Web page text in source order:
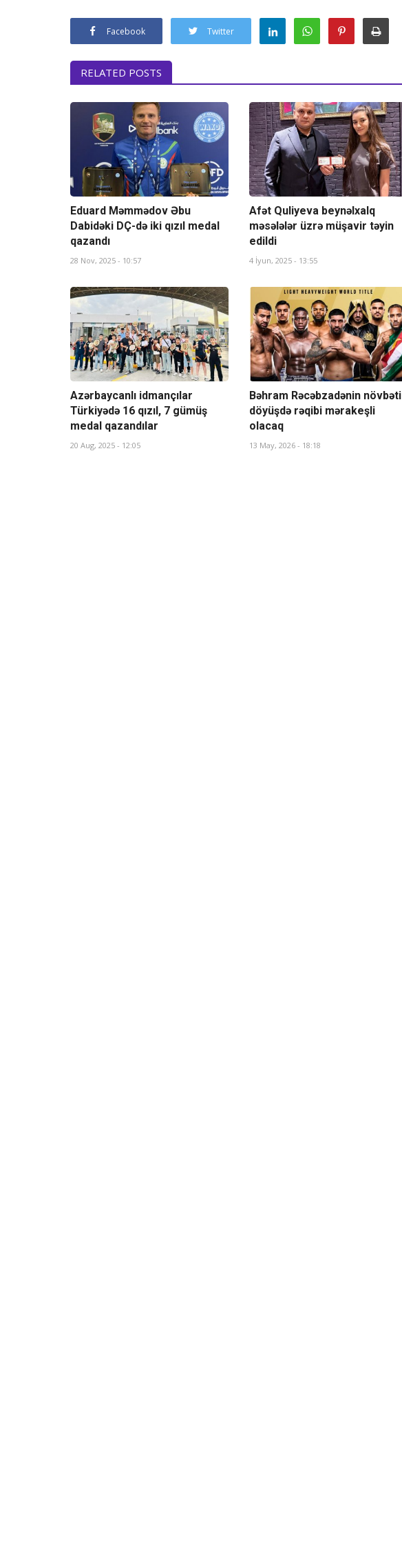
Facebook Twitter
RELATED POSTS
Eduard Məmmədov Əbu
Dabidəki DÇ-də iki qızıl medal
qazandı
28 Nov, 2025 - 10:57
Afət Quliyeva beynəlxalq
məsələlər üzrə müşavir təyin
edildi
4 İyun, 2025 - 13:55
Azərbaycanlı idmançılar
Türkiyədə 16 qızıl, 7 gümüş
medal qazandılar
20 Aug, 2025 - 12:05
Bəhram Rəcəbzadənin növbəti
döyüşdə rəqibi mərakeşli
olacaq
13 May, 2026 - 18:18